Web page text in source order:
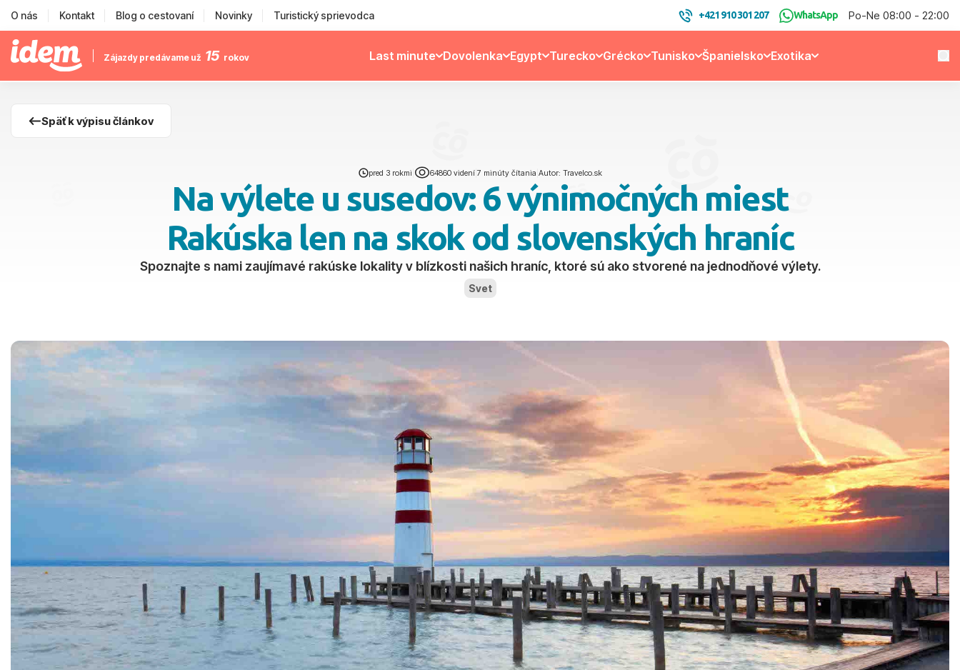
O nás Kontakt Blog o cestovaní Novinky Turistický sprievodca +421 910 301 207 WhatsApp Po-Ne 08:00 - 22:00
Zájazdy predávame už 15 rokov Last minute Dovolenka Egypt Turecko Grécko Tunisko Španielsko Exotika
Späť k výpisu článkov
pred 3 rokmi 64860 videní|7 minúty čítania Autor: Travelco.sk
Na výlete u susedov: 6 výnimočných miest
Rakúska len na skok od slovenských hraníc
Spoznajte s nami zaujímavé rakúske lokality v blízkosti našich hraníc, ktoré sú ako stvorené na jednodňové výlety.
Svet